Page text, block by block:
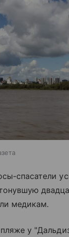
спасатели
медикам.
у